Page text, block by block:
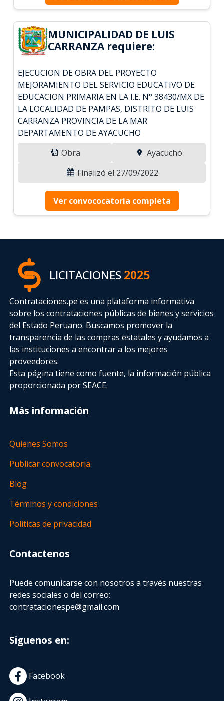
MUNICIPALIDAD DE LUIS
CARRANZA requiere:
EJECUCION DE OBRA DEL PROYECTO
MEJORAMIENTO DEL SERVICIO EDUCATIVO DE
EDUCACION PRIMARIA EN LA I.E. N° 38430/MX DE
LA LOCALIDAD DE PAMPAS, DISTRITO DE LUIS
CARRANZA PROVINCIA DE LA MAR
DEPARTAMENTO DE AYACUCHO
Obra
Ayacucho
Finalizó el 27/09/2022
Ver convococatoria completa
LICITACIONES2025
Contrataciones.pe es una plataforma informativa
sobre los contrataciones públicas de bienes y servicios
del Estado Peruano. Buscamos promover la
transparencia de las compras estatalesy ayudamos a
las instituciones a encontrar a los mejores
proveedores.
Esta página tiene como fuente, la información pública
proporcionada por SEACE.
Más información
Quienes Somos
Publicar convocatoria
Blog
Términos y condiciones
Políticas de privacidad
Contactenos
Puede comunicarse con nosotros a través nuestras
redes sociales o del correo:
contratacionespe@gmail.com
Siguenos en:
Facebook